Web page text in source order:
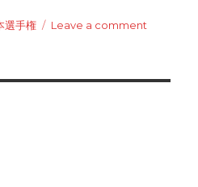
選手権 Leave a comment